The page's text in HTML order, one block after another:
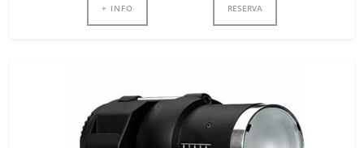
+ INFO RESERVA